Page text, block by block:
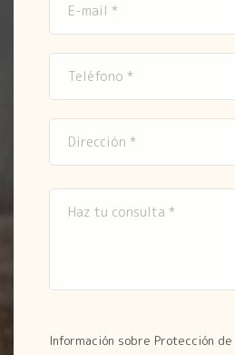
Información sobre Protección de